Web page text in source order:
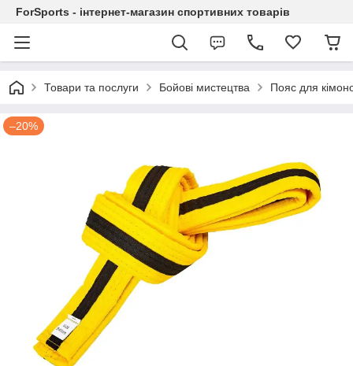
ForSports - інтернет-магазин спортивних товарів
Товари та послуги Бойові мистецтва Пояс для
–20%